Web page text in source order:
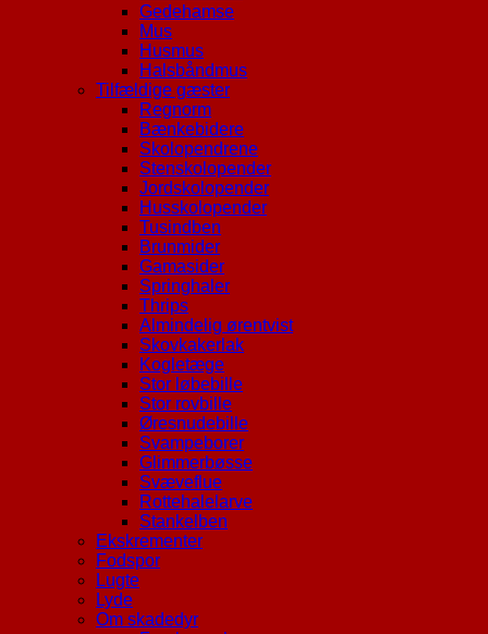
Gedehamse
Mus
Husmus
Halsbåndmus
Tilfældige gæster
Regnorm
Bænkebidere
Skolopendrene
Stenskolopender
Jordskolopender
Husskolopender
Tusindben
Brunmider
Gamasider
Springhaler
Thrips
Almindelig ørentvist
Skovkakerlak
Kogletæge
Stor løbebille
Stor rovbille
Øresnudebille
Svampeborer
Glimmerbøsse
Svæveflue
Rottehalelarve
Stankelben
Ekskrementer
Fodspor
Lugte
Lyde
Om skadedyr